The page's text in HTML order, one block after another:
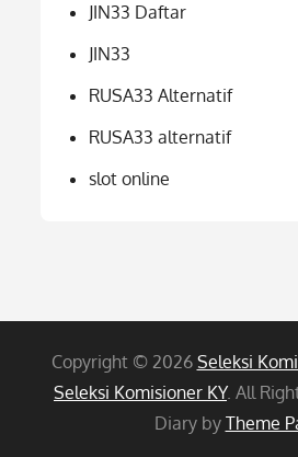
JIN33 Daftar
JIN33
RUSA33 Alternatif
RUSA33 alternatif
slot online
Copyright © 2026 Seleksi
Seleksi Komisioner KY. All
Diary by Theme